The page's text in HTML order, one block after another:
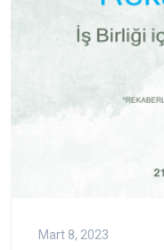
Mart 8, 2023